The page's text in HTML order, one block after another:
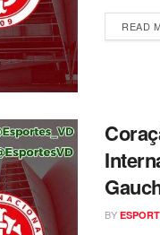
READ
BY